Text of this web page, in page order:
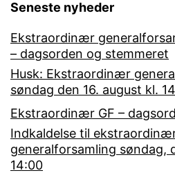
Seneste nyheder
Ekstraordinær
– dagsorden og stemmeret
Husk: Ekstraordinær
søndag den 16. august kl. 14
Ekstraordinær GF –
Indkaldelse til
generalforsamling søndag,
14:00